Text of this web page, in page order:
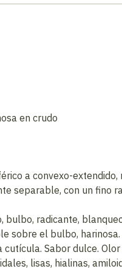
en crudo
a convexo-
separable, con un fino
radicante,
sobre el bulbo,
Sabor dulce. Olor
lisas, hialinas,